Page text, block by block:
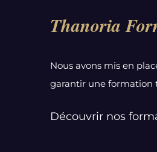
Par département :
Côte-d'Or
Thanoria
Nous avons mis en
garantir une formation
Découvrir nos